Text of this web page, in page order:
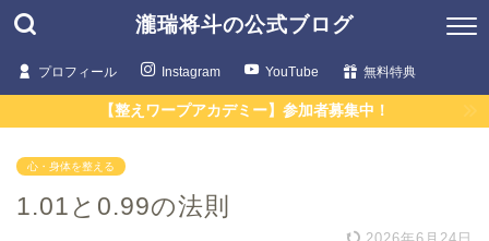
瀧瑞将斗の公式ブログ
プロフィール Instagram YouTube 無料特典
【整えワープアカデミー】参加者募集中！
心・身体を整える
1.01と0.99の法則